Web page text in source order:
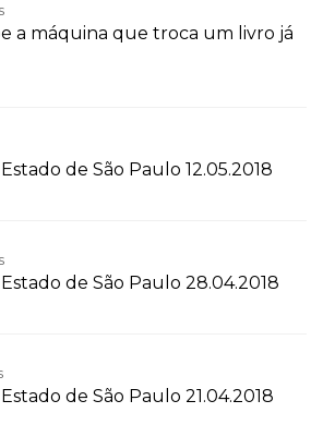
a máquina que troca um livro já
de São Paulo 12.05.2018
de São Paulo 28.04.2018
de São Paulo 21.04.2018